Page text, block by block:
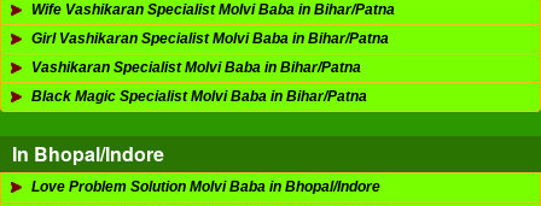
Wife Vashikaran Specialist Molvi Baba in Bihar/Patna
Girl Vashikaran Specialist Molvi Baba in Bihar/Patna
Vashikaran Specialist Molvi Baba in Bihar/Patna
Black Magic Specialist Molvi Baba in Bihar/Patna
In Bhopal/Indore
Love Problem Solution Molvi Baba in Bhopal/Indore